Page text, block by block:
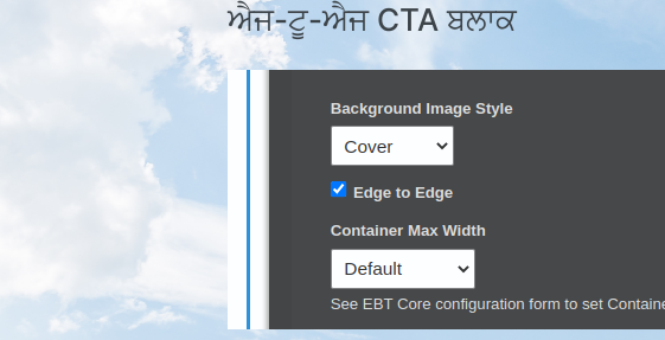
ਐਜ-ਟੂ-ਐਜ CTA ਬਲਾਕ